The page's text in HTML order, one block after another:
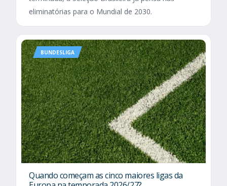
eliminatórias para o Mundial de 2030.
BUNDESLIGA
Quando começam as cinco maiores ligas da